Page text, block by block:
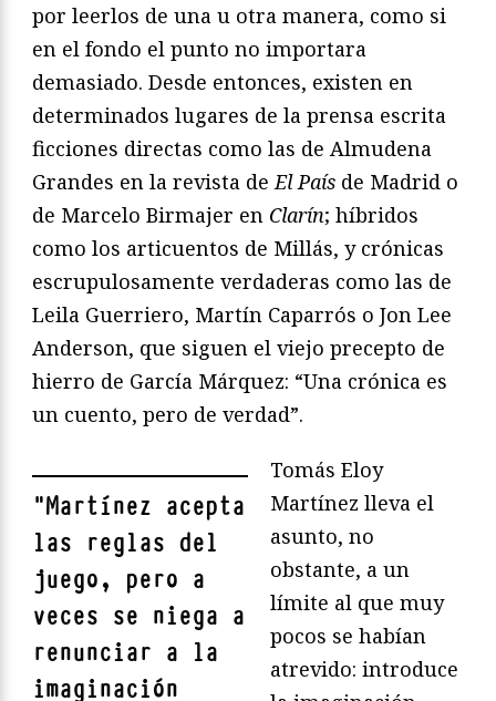
por leerlos de una u otra manera, como si
en el fondo el punto no importara
demasiado. Desde entonces, existen en
determinados lugares de la prensa escrita
ficciones directas como las de Almudena
Grandes en la revista deEl País de Madrid o
de Marcelo Birmajer en Clarín; híbridos
como los articuentos de Millás, y crónicas
escrupulosamente verdaderas como las de
Leila Guerriero, Martín Caparrós o Jon Lee
Anderson, que siguen el viejo precepto de
hierro de García Márquez: “Una crónica es
un cuento, pero de verdad”.
"Martínez acepta
las reglas del
juego, pero a
veces se niega a
renunciar a la
imaginación
Tomás Eloy
Martínez lleva el
asunto, no
obstante, a un
límite al que muy
pocos se habían
atrevido: introduce